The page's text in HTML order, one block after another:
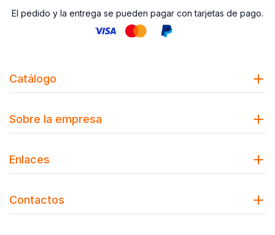
El pedido y la entrega se pueden pagar con tarjetas de pago.
Catálogo
Sobre la empresa
Enlaces
Contactos